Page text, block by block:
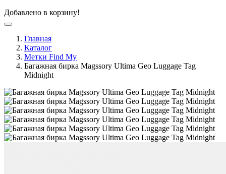
Добавлено в корзину!
Главная
Каталог
Метки Find My
Багажная бирка Magssory Ultima Geo Luggage Tag
Midnight